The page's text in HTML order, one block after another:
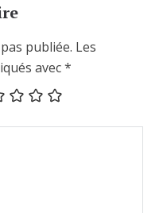
publiée. Les
avec*